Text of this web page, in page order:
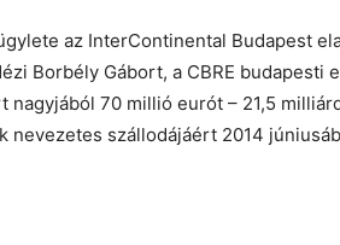
az InterContinental Budapest
Borbély Gábort, a CBRE budapesti
nagyjából 70 millió eurót – 21,5
nevezetes szállodájáért 2014